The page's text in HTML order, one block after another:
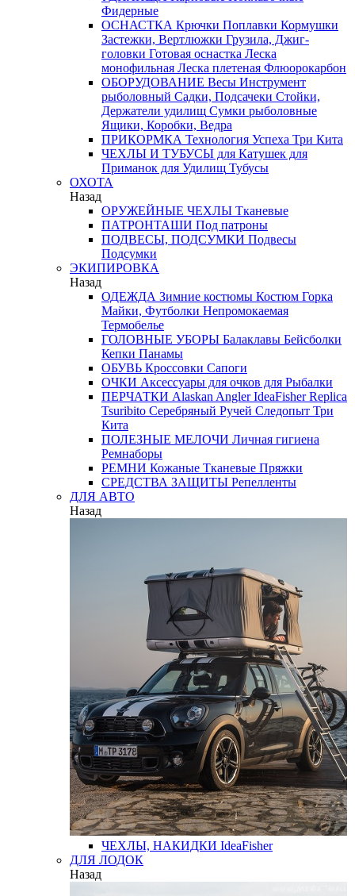
Фидерные
ОСНАСТКА Крючки Поплавки Кормушки
Застежки, Вертлюжки Грузила, Джиг-
головки Готовая оснастка Леска
монофильная Леска плетеная Флюорокарбон
ОБОРУДОВАНИЕ Весы Инструмент
рыболовный Садки, Подсачеки Стойки,
Держатели удилищ Сумки рыболовные
Ящики, Коробки, Ведра
ПРИКОРМКА Технология Успеха Три Кита
ЧЕХЛЫ И ТУБУСЫ для Катушек для
Приманок для Удилищ Тубусы
ОХОТА
Назад
ОРУЖЕЙНЫЕ ЧЕХЛЫ Тканевые
ПАТРОНТАШИ Под патроны
ПОДВЕСЫ, ПОДСУМКИ Подвесы
Подсумки
ЭКИПИРОВКА
Назад
ОДЕЖДА Зимние костюмы Костюм Горка
Майки, Футболки Непромокаемая
Термобелье
ГОЛОВНЫЕ УБОРЫ Балаклавы Бейсболки
Кепки Панамы
ОБУВЬ Кроссовки Сапоги
ОЧКИ Аксессуары для очков для Рыбалки
ПЕРЧАТКИ Alaskan AnglerIdeaFisherReplica
Tsuribito Серебряный Ручей Следопыт Три
Кита
ПОЛЕЗНЫЕ МЕЛОЧИ Личная гигиена
Ремнаборы
РЕМНИ Кожаные Тканевые Пряжки
СРЕДСТВА ЗАЩИТЫ Репелленты
ДЛЯ АВТО
Назад
ЧЕХЛЫ, НАКИДКИ IdeaFisher
ДЛЯ ЛОДОК
Назад